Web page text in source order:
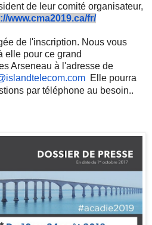
de leur comité organisateur,
www.cma2019.ca/fr/
de l'inscription. Nous vous
elle pour ce grand
Arseneau à l'adresse de
com Elle pourra
par téléphone au besoin..